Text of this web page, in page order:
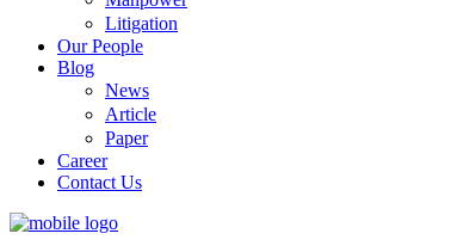
Litigation
Our People
Blog
News
Article
Paper
Career
Contact Us